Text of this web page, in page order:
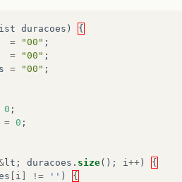
duracoes )
{
= "00" ;
= "00" ;
= "00" ;
0 ;
= 0 ;
lt ; duracoes . size(); i ++ )
{
i != '' )
{